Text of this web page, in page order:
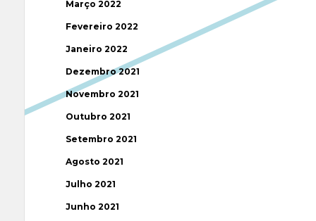
Março 2022
Fevereiro 2022
Janeiro 2022
Dezembro 2021
Novembro 2021
Outubro 2021
Setembro 2021
Agosto 2021
Julho 2021
Junho 2021